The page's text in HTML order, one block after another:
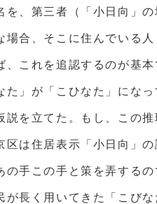
を、第三者（「小日向」
場合、そこに住んでいる
、これを追認するのが基
た」が「こひなた」にな
説を立てた。もし、この
区は住居表示「小日向」
の手この手と策を弄する
が長く用いてきた「こび